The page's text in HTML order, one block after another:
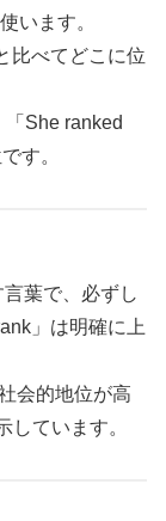
います。
比べてどこに位
She ranked
す。
葉で、必ずし
」は明確に上
会的地位が高
しています。